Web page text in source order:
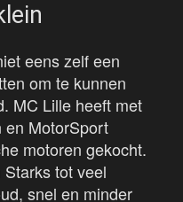
eens zelf een
om te kunnen
MC Lille heeft met
en MotorSport
motoren gekocht.
tot veel
snel en minder